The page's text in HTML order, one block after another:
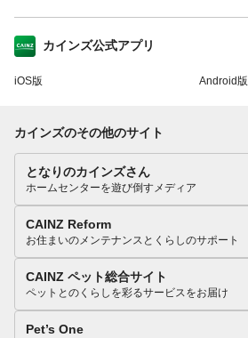
カインズ公式アプリ
iOS版 Android版
カインズのその他のサイト
となりのカインズさん
ホームセンターを遊び倒すメディア
CAINZ Reform
お住まいのメンテナンスとくらしのサポート
CAINZ ペット総合サイト
ペットとのくらしを彩るサービスをお届け
Pet’s One